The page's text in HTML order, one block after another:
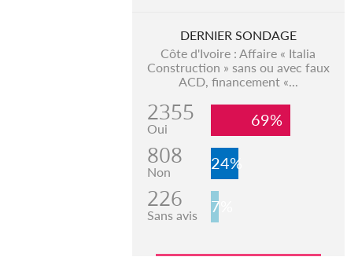
DERNIER SONDAGE
Côte d'Ivoire : Affaire « Italia
Construction » sans ou avec faux
ACD, financement «...
2355
Oui 69%
808
Non 24%
226
Sans avis 7%